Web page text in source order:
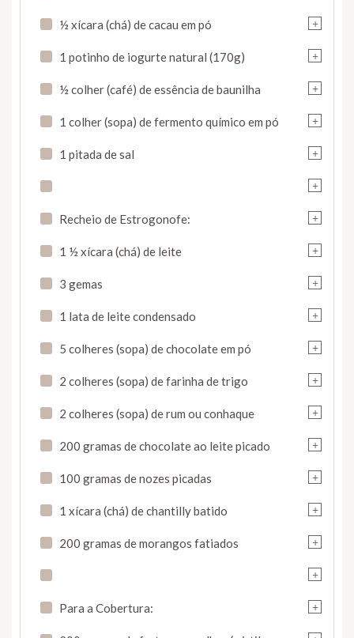
+
½ xícara (chá) de cacau em pó
+
1 potinho de iogurte natural (170g)
+
½ colher (café) de essência de baunilha
+
1 colher (sopa) de fermento químico em pó
+
1 pitada de sal
+
+
Recheio de Estrogonofe:
+
1 ½ xícara (chá) de leite
+
3 gemas
+
1 lata de leite condensado
+
5 colheres (sopa) de chocolate em pó
+
2 colheres (sopa) de farinha de trigo
+
2 colheres (sopa) de rum ou conhaque
+
200 gramas de chocolate ao leite picado
+
100 gramas de nozes picadas
+
1 xícara (chá) de chantilly batido
+
200 gramas de morangos fatiados
+
+
Para a Cobertura: